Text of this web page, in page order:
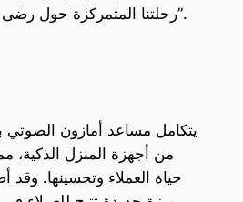
رحلتنا المتمركزة حول رضى عملائنا في المنطقة”.
يتكامل مساعد أمازون الصوتي
من أجهزة المنزل الذكية،
حياة العملاء وتحسينها. وقد